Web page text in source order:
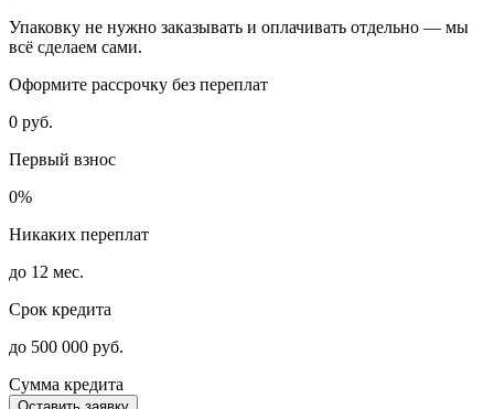
Упаковку не нужно заказывать и оплачивать отдельно — мы
всё сделаем сами.
Оформите рассрочку без переплат
0 руб.
Первый взнос
0%
Никаких переплат
до 12 мес.
Срок кредита
до 500 000 руб.
Сумма кредита